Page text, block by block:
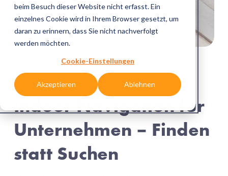
beim Besuch dieser Website nicht erfasst. Ein
einzelnes Cookie wird in Ihrem Browser gesetzt, um
daran zu erinnern, dass Sie nicht nachverfolgt
werden möchten.
Cookie-Einstellungen
Akzeptieren Ablehnen
Navigation im Büro. Neu gedacht.
Indoor Navigation für
Unternehmen – Finden
statt Suchen